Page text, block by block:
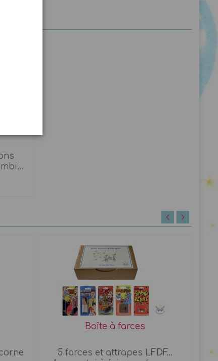
Boîte à farces
5 farces et attrapes LFDF...